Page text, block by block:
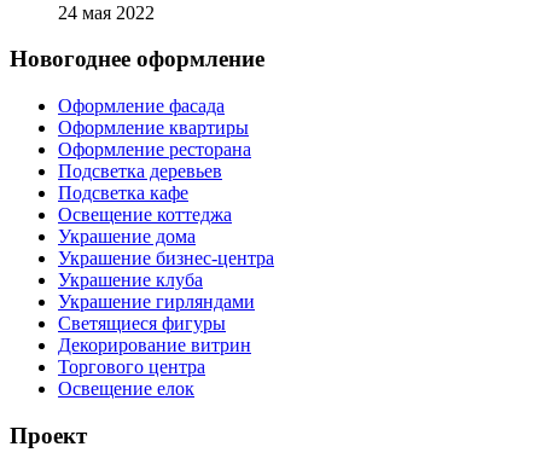
24 мая 2022
Новогоднее оформление
Оформление фасада
Оформление квартиры
Оформление ресторана
Подсветка деревьев
Подсветка кафе
Освещение коттеджа
Украшение дома
Украшение бизнес-центра
Украшение клуба
Украшение гирляндами
Светящиеся фигуры
Декорирование витрин
Торгового центра
Освещение елок
Проект